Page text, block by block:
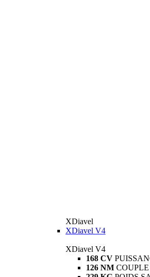
XDiavel
XDiavel V4
XDiavel V4
168 CV
126 NM COUPLE